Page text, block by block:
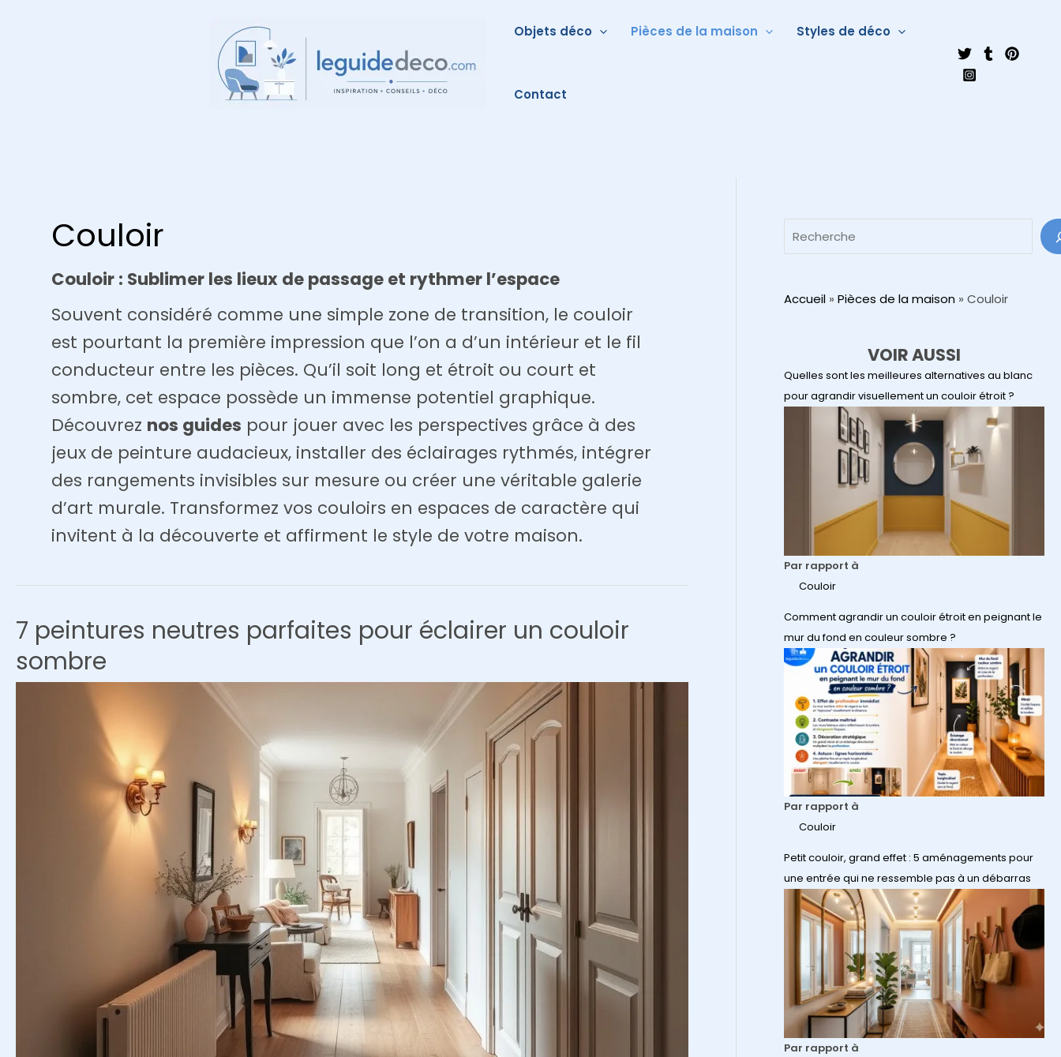
Objets déco Pièces de la maison Styles de déco
Contact
Couloir
Couloir : Sublimer les lieux de passage et rythmer l’espace
Souvent considéré comme une simple zone de transition, le couloir
est pourtant la première impression que l’on a d’un intérieur et le fil
conducteur entre les pièces. Qu’il soit long et étroit ou court et
sombre, cet espace possède un immense potentiel graphique.
Découvrez nos guides pour jouer avec les perspectives grâce à des
jeux de peinture audacieux, installer des éclairages rythmés, intégrer
des rangements invisibles sur mesure ou créer une véritable galerie
d’art murale. Transformez vos couloirs en espaces de caractère qui
invitent à la découverte et affirment le style de votre maison.
7 peintures neutres parfaites pour éclairer un couloir
sombre
Accueil » Pièces de la maison » Couloir
VOIR AUSSI
Quelles sont les meilleures alternatives au blanc
pour agrandir visuellement un couloir étroit ?
Par rapport à
Couloir
Comment agrandir un couloir étroit en peignant le
mur du fond en couleur sombre ?
Par rapport à
Couloir
Petit couloir, grand effet : 5 aménagements pour
une entrée qui ne ressemble pas à un débarras
Par rapport à